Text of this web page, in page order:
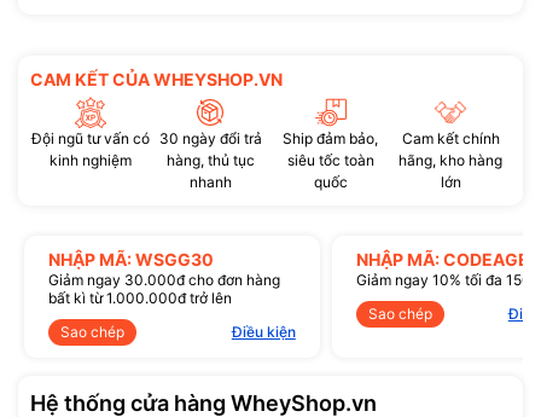
CAM KẾT CỦA WHEYSHOP.VN
Đội ngũ tư vấn có
kinh nghiệm
30 ngày đổi trả
hàng, thủ tục
nhanh
Ship đảm bảo,
siêu tốc toàn
quốc
Cam kết chính
hãng, kho hàng
lớn
NHẬP MÃ: WSGG30
Giảm ngay 30.000đ cho đơn hàng
bất kì từ 1.000.000đ trở lên
Sao chép
Điều kiện
NHẬP MÃ:
Giảm ngay 10% tối đa
Sao chép
Hệ thống cửa hàng WheyShop.vn